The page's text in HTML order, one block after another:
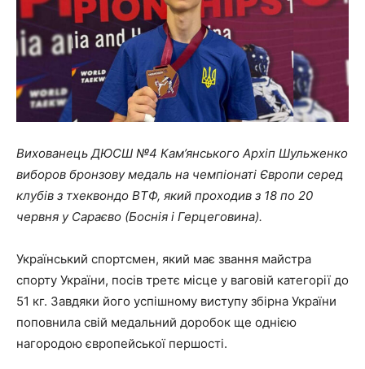
Вихованець ДЮСШ №4 Кам’янського Архіп Шульженко
виборов бронзову медаль на чемпіонаті Європи серед
клубів з тхеквондо ВТФ, який проходив з 18 по 20
червня у Сараєво (Боснія і Герцеговина).
Український спортсмен, який має звання майстра
спорту України, посів третє місце у ваговій категорії до
51 кг. Завдяки його успішному виступу збірна України
поповнила свій медальний доробок ще однією
нагородою європейської першості.